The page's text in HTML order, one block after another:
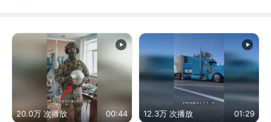
20.0万 次播放 00:44 12.3万 次播放 01:29